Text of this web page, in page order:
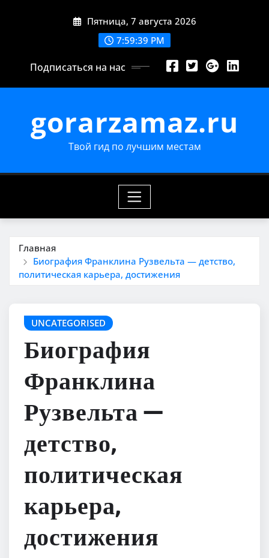
Пятница, 7 августа 2026
7:59:40 PM
Подписаться на нас
gorarzamaz.ru
Твой гид по лучшим местам
Главная
Биография Франклина Рузвельта — детство,
политическая карьера, достижения
UNCATEGORISED
Биография
Франклина
Рузвельта —
детство,
политическая
карьера,
достижения